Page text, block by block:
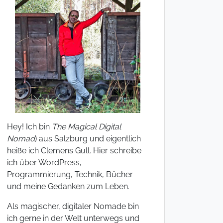
Hey! Ich bin The Magical Digital
Nomad) aus Salzburg und eigentlich
heiße ich Clemens Gull. Hier schreibe
ich über WordPress,
Programmierung, Technik, Bücher
und meine Gedanken zum Leben.
Als magischer, digitaler Nomade bin
ich gerne in der Welt unterwegs und